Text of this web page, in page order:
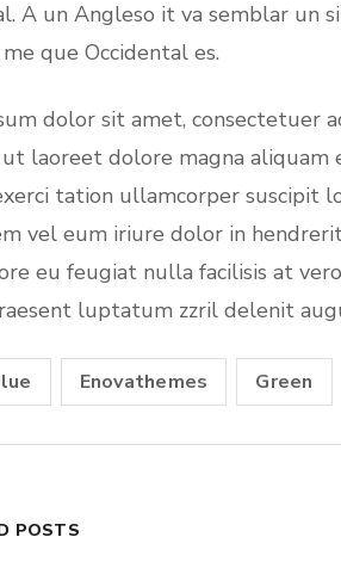
A un Angleso it va semblar un
que Occidental es.
dolor sit amet, consectetuer
laoreet dolore magna aliquam
tation ullamcorper suscipit
vel eum iriure dolor in
eu feugiat nulla facilisis at
luptatum zzril delenit
Enovathemes Green
POSTS